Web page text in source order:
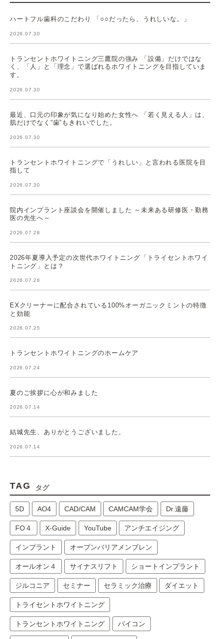
ハートフル歯科のこだわり 「○○だったら、うれしいな。」
2026.07.30
トランセントホワイトニング三鷹院の強み 「設備」だけではな
く、「人」と「理念」で選ばれるホワイトニングを目指していま
す。
2026.07.30
最近、口元の印象が気になり始めた女性へ 「若く見える人」は、
肌だけでなく“歯”もきれいでした。
2026.07.30
トランセントホワイトニングで「うれしい」と言われる医院を目
指して
2026.07.30
院内インプラント座談会を開催しました ～未来ある研修医・勤務
医の先生へ～
2026.07.28
2026年夏導入予定の次世代ホワイトニング「トライセントホワイ
トニング」とは？
2026.07.26
EXクリーナーに配合されている100%オーガニックミントの特徴
と効能
2026.07.25
トランセントホワイトニングのホームケア
2026.07.24
夏のご挨拶に心が和みました
2026.07.14
結城先生、ありがとうございました。
2026.07.14
TAG タグ
5D AO4 CAD/CAM CAMCAM学会 Dr.遠藤
FO４ X-Guide YouTube アンチエイジング
インプラント オープンバリアメンブレン
オールオン４ サイナスリフト ショートインプラント
ジルコニア セミナー セラミック治療 ダイエット
トライセントホワイトニング
トランセントホワイトニング バイコン